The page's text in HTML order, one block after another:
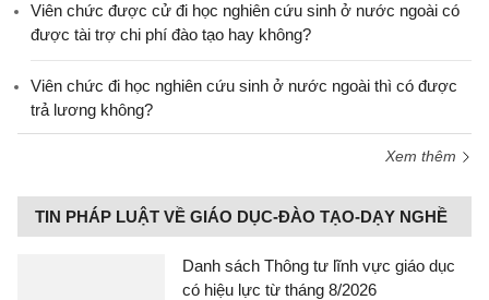
Viên chức được cử đi học nghiên cứu sinh ở nước ngoài có
được tài trợ chi phí đào tạo hay không?
Viên chức đi học nghiên cứu sinh ở nước ngoài thì có được
trả lương không?
Xem thêm
TIN PHÁP LUẬT VỀ GIÁO DỤC-ĐÀO TẠO-DẠY NGHỀ
Danh sách Thông tư lĩnh vực giáo dục
có hiệu lực từ tháng 8/2026